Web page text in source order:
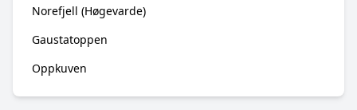
Norefjell (Høgevarde)
Gaustatoppen
Oppkuven